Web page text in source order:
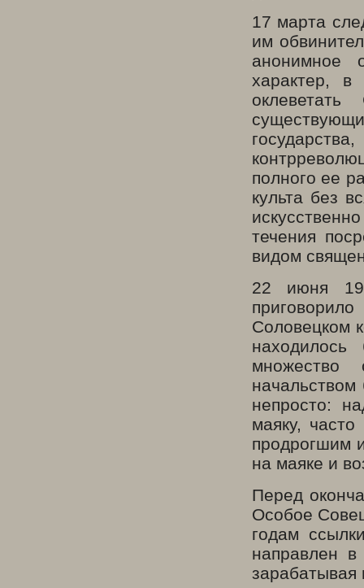
17 марта
им
анонимное
характер, в
полного ее
культа без
течения
видом
22 июня
Соловецком
находилось
непросто:
маяку,
продрогшим
на маяке и
Перед
Особое
годам
направлен в
зарабатывая